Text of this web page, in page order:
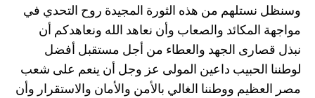
وسنظل نستلهم من هذه الثورة المجيدة روح التحدي في
مواجهة المكائد والصعاب وأن نعاهد الله ونعاهدكم أن
نبذل قصارى الجهد والعطاء من أجل مستقبل أفضل
لوطننا الحبيب داعين المولى عز وجل أن ينعم على شعب
مصر العظيم ووطننا الغالي بالأمن والأمان والاستقرار وأن